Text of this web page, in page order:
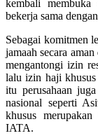
kembali
bekerja sama
Sebagai komitmen
jamaah secara
mengantongi izin
lalu izin haji khusus
itu perusahaan
nasional seperti
khusus
IATA.